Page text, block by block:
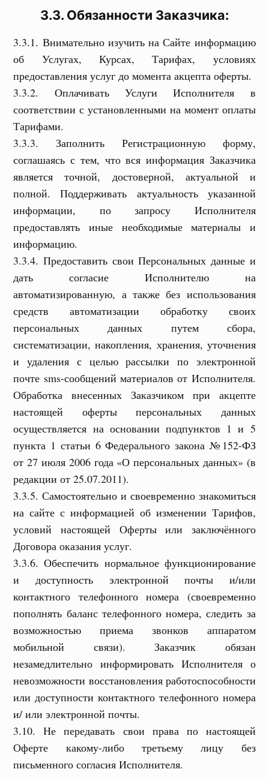
3.3. Обязанности Заказчика:
3.3.1. Внимательно изучить на Сайте информацию
об Услугах, Курсах, Тарифах, условиях
предоставления услуг до момента акцепта оферты.
3.3.2. Оплачивать Услуги Исполнителя в
соответствии с установленными на момент оплаты
Тарифами.
3.3.3. Заполнить Регистрационную форму,
соглашаясь с тем, что вся информация Заказчика
является точной, достоверной, актуальной и
полной. Поддерживать актуальность указанной
информации, по запросу Исполнителя
предоставлять иные необходимые материалы и
информацию.
3.3.4. Предоставить свои Персональных данные и
дать согласие Исполнителю на
автоматизированную, а также без использования
средств автоматизации обработку своих
персональных данных путем сбора,
систематизации, накопления, хранения, уточнения
и удаления с целью рассылки по электронной
почте sms-сообщений материалов от Исполнителя.
Обработка внесенных Заказчиком при акцепте
настоящей оферты персональных данных
осуществляется на основании подпунктов 1 и 5
пункта 1 статьи 6 Федерального закона №152-ФЗ
от 27 июля 2006 года «О персональных данных» (в
редакции от 25.07.2011).
3.3.5. Самостоятельно и своевременно знакомиться
на сайте с информацией об изменении Тарифов,
условий настоящей Оферты или заключённого
Договора оказания услуг.
3.3.6. Обеспечить нормальное функционирование
и доступность электронной почты и/или
контактного телефонного номера (своевременно
пополнять баланс телефонного номера, следить за
возможностью приема звонков аппаратом
мобильной связи). Заказчик обязан
незамедлительно информировать Исполнителя о
невозможности восстановления работоспособности
или доступности контактного телефонного номера
и/ или электронной почты.
3.10. Не передавать свои права по настоящей
Оферте какому-либо третьему лицу без
письменного согласия Исполнителя.